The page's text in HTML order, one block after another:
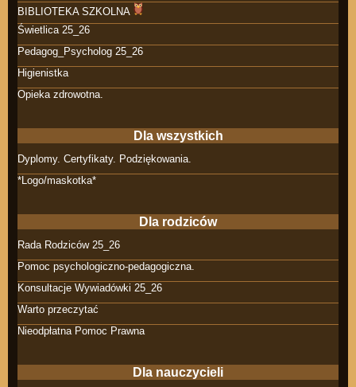
BIBLIOTEKA SZKOLNA
Świetlica 25_26
Pedagog_Psycholog 25_26
Higienistka
Opieka zdrowotna.
Dla wszystkich
Dyplomy. Certyfikaty. Podziękowania.
*Logo/maskotka*
Dla rodziców
Rada Rodziców 25_26
Pomoc psychologiczno-pedagogiczna.
Konsultacje Wywiadówki 25_26
Warto przeczytać
Nieodpłatna Pomoc Prawna
Dla nauczycieli